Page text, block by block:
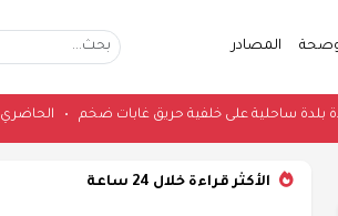
المصادر
عمدة بلدة ساحلية على خلفية حريق غابات ضخم•
الأكثر قراءة خلال 24 ساعة